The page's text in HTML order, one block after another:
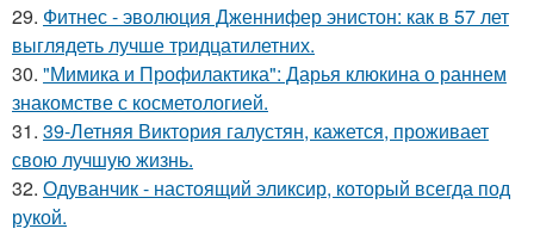
29. Фитнес - эволюция Дженнифер энистон: как в 57 лет
выглядеть лучше тридцатилетних.
30. "Мимика и Профилактика": Дарья клюкина о раннем
знакомстве с косметологией.
31. 39-Летняя Виктория галустян, кажется, проживает
свою лучшую жизнь.
32. Одуванчик - настоящий эликсир, который всегда под
рукой.